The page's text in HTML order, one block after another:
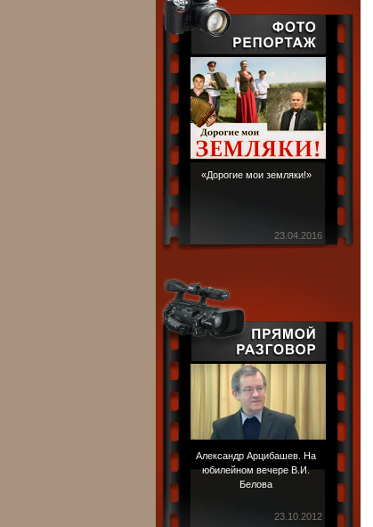
«Дорогие мои земляки!»
23.04.2016
Александр Арцибашев. На
юбилейном вечере В.И.
Белова
23.10.2012